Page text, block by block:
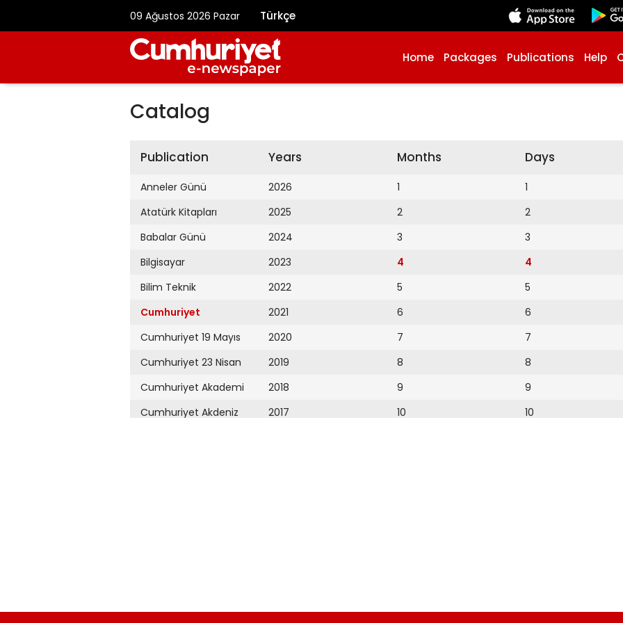
09 Ağustos 2026 Pazar Türkçe
Home Packages Publications Help
Catalog
Publication
Anneler Günü
Atatürk Kitapları
Babalar Günü
Bilgisayar
Bilim Teknik
Cumhuriyet
Cumhuriyet 19 Mayıs
Cumhuriyet 23 Nisan
Cumhuriyet Akademi
Cumhuriyet Akdeniz
Cumhuriyet Çevre
Years
2026
2025
2024
2023
2022
2021
2020
2019
2018
2017
2009
Months
1
2
3
4
5
6
7
8
9
10
Days
1
2
3
4
5
6
7
8
9
10
18